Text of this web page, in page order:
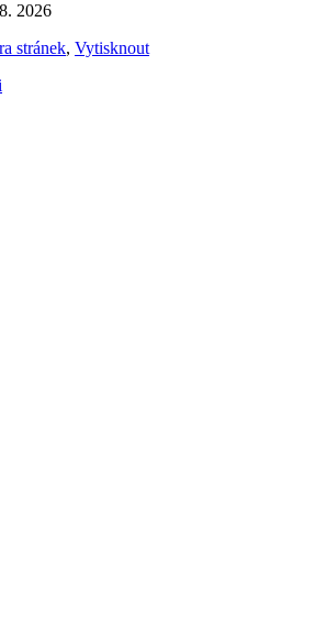
2026
stránek, Vytisknout